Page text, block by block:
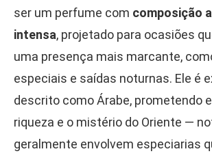
ser um perfume com composição
intensa, projetado para ocasiões
uma presença mais marcante,
especiais e saídas noturnas. Ele é
descrito como Árabe, prometendo
riqueza e o mistério do Oriente —
geralmente envolvem especiarias